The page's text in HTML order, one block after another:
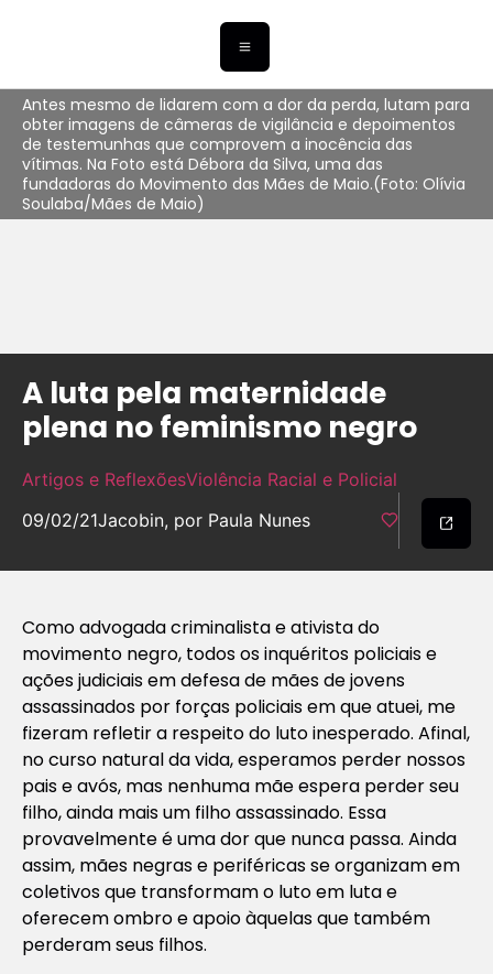
Antes mesmo de lidarem com a dor da perda, lutam para
obter imagens de câmeras de vigilância e depoimentos
de testemunhas que comprovem a inocência das
vítimas. Na Foto está Débora da Silva, uma das
fundadoras do Movimento das Mães de Maio.(Foto: Olívia
Soulaba/Mães de Maio)
A luta pela maternidade
plena no feminismo negro
Artigos e ReflexõesViolência Racial e Policial
09/02/21Jacobin, por Paula Nunes
Como advogada criminalista e ativista do
movimento negro, todos os inquéritos policiais e
ações judiciais em defesa de mães de jovens
assassinados por forças policiais em que atuei, me
fizeram refletir a respeito do luto inesperado. Afinal,
no curso natural da vida, esperamos perder nossos
pais e avós, mas nenhuma mãe espera perder seu
filho, ainda mais um filho assassinado. Essa
provavelmente é uma dor que nunca passa. Ainda
assim, mães negras e periféricas se organizam em
coletivos que transformam o luto em luta e
oferecem ombro e apoio àquelas que também
perderam seus filhos.